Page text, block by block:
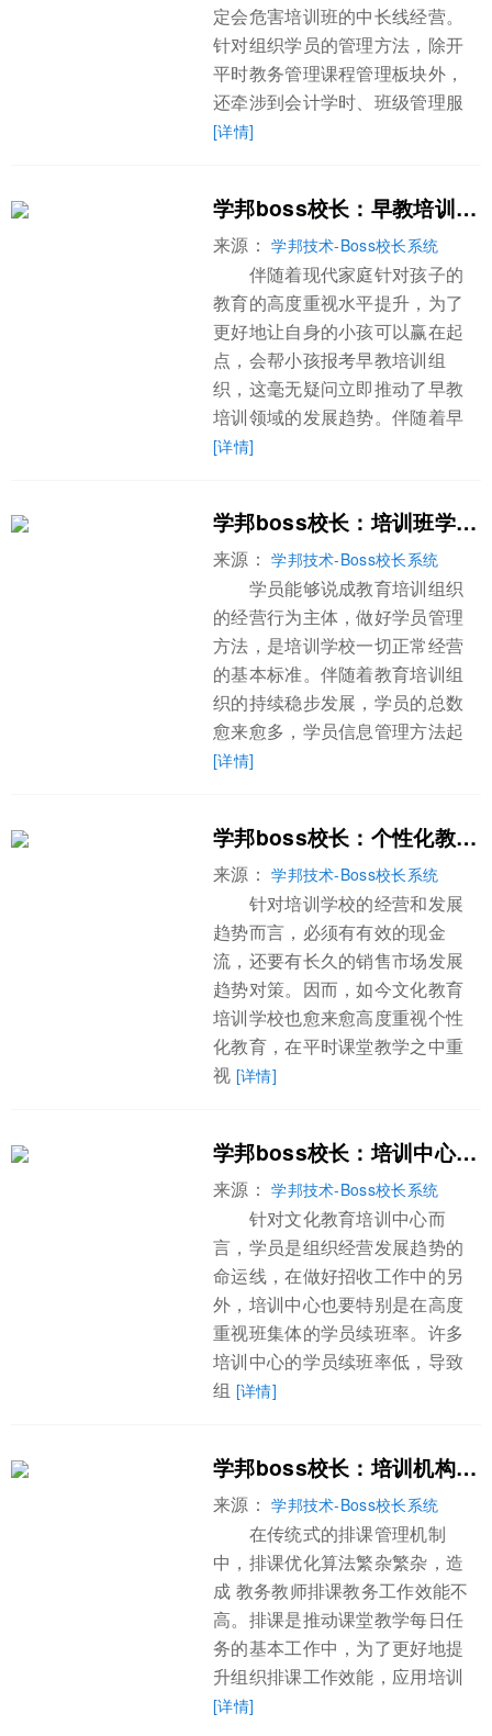
定会危害培训班的中长线经营。
针对组织学员的管理方法，除开
平时教务管理课程管理板块外，
还牵涉到会计学时、班级管理服
[详情]
学邦boss校长：早教培训市场招生的关键是什么?
来源：学邦技术-Boss校长系统
伴随着现代家庭针对孩子的
教育的高度重视水平提升，为了
更好地让自身的小孩可以赢在起
点，会帮小孩报考早教培训组
织，这毫无疑问立即推动了早教
培训领域的发展趋势。伴随着早
[详情]
学邦boss校长：培训班学员信息管理模式的优化
来源：学邦技术-Boss校长系统
学员能够说成教育培训组织
的经营行为主体，做好学员管理
方法，是培训学校一切正常经营
的基本标准。伴随着教育培训组
织的持续稳步发展，学员的总数
愈来愈多，学员信息管理方法起
[详情]
学邦boss校长：个性化教育对培训学校有什么意义
来源：学邦技术-Boss校长系统
针对培训学校的经营和发展
趋势而言，必须有有效的现金
流，还要有长久的销售市场发展
趋势对策。因而，如今文化教育
培训学校也愈来愈高度重视个性
化教育，在平时课堂教学之中重
视 [详情]
学邦boss校长：培训中心管理系统告诉你学员为什么不续费
来源：学邦技术-Boss校长系统
针对文化教育培训中心而
言，学员是组织经营发展趋势的
命运线，在做好招收工作中的另
外，培训中心也要特别是在高度
重视班集体的学员续班率。许多
培训中心的学员续班率低，导致
组 [详情]
学邦boss校长：培训机构教务排课系统有什么作用?
来源：学邦技术-Boss校长系统
在传统式的排课管理机制
中，排课优化算法繁杂繁杂，造
成 教务教师排课教务工作效能不
高。排课是推动课堂教学每日任
务的基本工作中，为了更好地提
升组织排课工作效能，应用培训
[详情]